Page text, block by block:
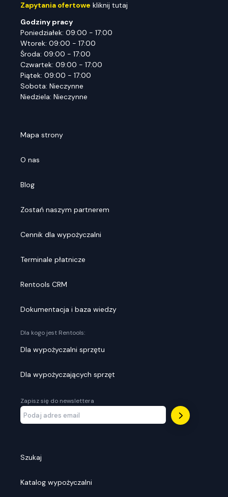
Zapytania ofertowe kliknij tutaj
Godziny pracy
Poniedziałek: 09:00 - 17:00
Wtorek: 09:00 - 17:00
Środa: 09:00 - 17:00
Czwartek: 09:00 - 17:00
Piątek: 09:00 - 17:00
Sobota: Nieczynne
Niedziela: Nieczynne
Mapa strony
O nas
Blog
Zostań naszym partnerem
Cennik dla wypożyczalni
Terminale płatnicze
Rentools CRM
Dokumentacja i baza wiedzy
Dla kogo jest Rentools:
Dla wypożyczalni sprzętu
Dla wypożyczających sprzęt
Zapisz się do newslettera
Szukaj
Katalog wypożyczalni